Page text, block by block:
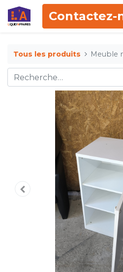
Contactez-
Tous les produits Meuble